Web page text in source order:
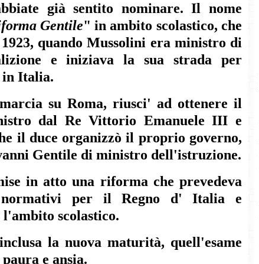
già sentito nominare. Il nome
Gentile" in ambito scolastico, che
quando Mussolini era ministro di
e iniziava la sua strada per
Italia.
su Roma, riusci' ad ottenere il
dal Re Vittorio Emanuele III e
il duce organizzò il proprio governo,
Gentile di ministro dell'istruzione.
in atto una riforma che prevedeva
per il Regno d' Italia e
l'ambito scolastico.
la nuova maturità, quell'esame
e ansia.